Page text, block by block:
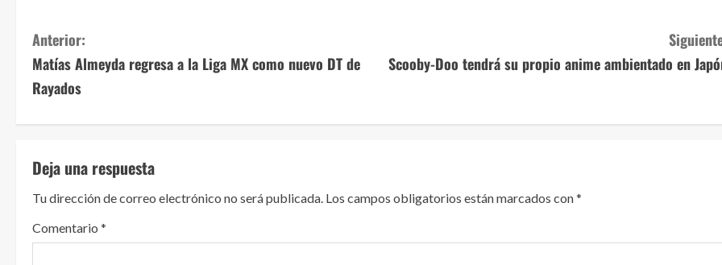
S
i
e
l
e
Anterior:
Matías Almeyda regresa a la Liga MX como nuevo DT de
Rayados
Scooby-Doo tendrá su propio anime ambientado en
Deja una respuesta
Tu dirección de correo electrónico no será publicada. Los campos obligatorios están marcados con*
Comentario *